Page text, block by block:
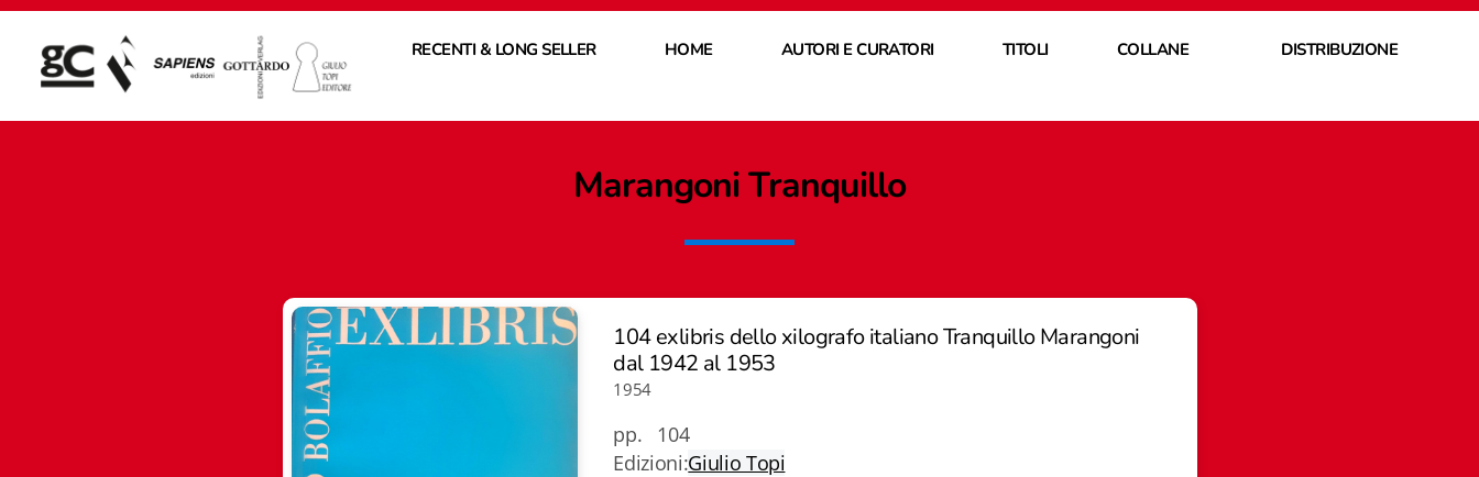
RECENTI & LONG SELLER HOME AUTORI E CURATORI TITOLI COLLANE DISTRIBUZIONE
Marangoni Tranquillo
104 exlibris dello xilografo italiano Tranquillo Marangoni
dal 1942 al 1953
1954
pp. 104
Edizioni:Giulio Topi